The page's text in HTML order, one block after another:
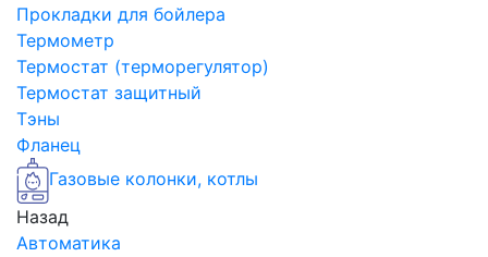
Прокладки для бойлера
Термометр
Термостат (терморегулятор)
Термостат защитный
Тэны
Фланец
Газовые колонки, котлы
Назад
Автоматика